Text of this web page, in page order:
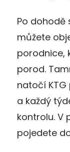
Po dohodě
můžete
porodnice,
porod.
natočí
a každý
kontrolu. V
pojedete